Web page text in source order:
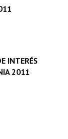
INTERÉS
2011